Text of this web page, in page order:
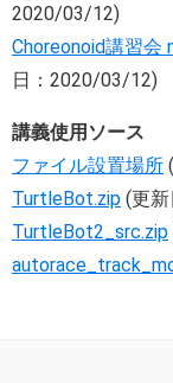
2020/03/12)
Choreonoid講習
日：2020/03/12)
講義使用ソース
ファイル設置場所
TurtleBot.zip (更
TurtleBot2_src.zip